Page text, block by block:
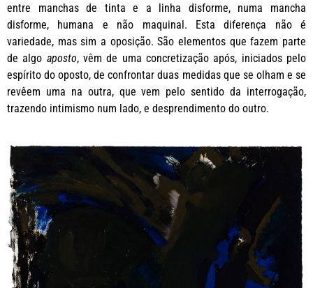
entre manchas de tinta e a linha disforme, numa mancha
disforme, humana e não maquinal. Esta diferença não é
variedade, mas sim a oposição. São elementos que fazem parte
de algo aposto, vêm de uma concretização após, iniciados pelo
espírito do oposto, de confrontar duas medidas que se olham e se
revêem uma na outra, que vem pelo sentido da interrogação,
trazendo intimismo num lado, e desprendimento do outro.